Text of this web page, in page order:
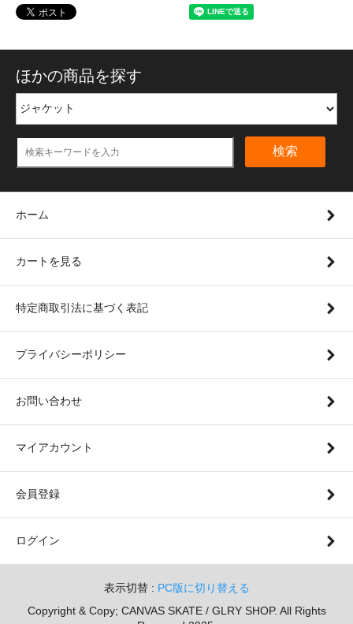
ほかの商品を探す
検索
ホーム
カートを見る
特定商取引法に基づく表記
プライバシーポリシー
お問い合わせ
マイアカウント
会員登録
ログイン
表示切替 : PC版に切り替える
Copyright & Copy; CANVAS SKATE / GLRY SHOP. All Rights